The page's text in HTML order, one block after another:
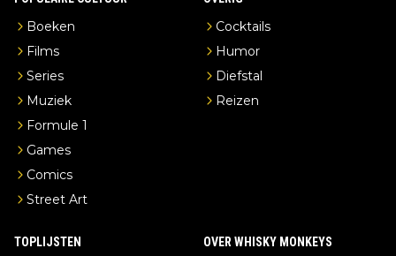
Boeken
Films
Series
Muziek
Formule 1
Games
Comics
Street Art
Cocktails
Humor
Diefstal
Reizen
TOPLIJSTEN OVER WHISKY MONKEYS